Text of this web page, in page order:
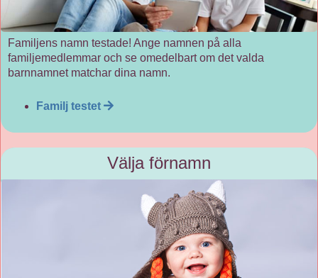
Familjens namn testade! Ange namnen på alla
familjemedlemmar och se omedelbart om det valda
barnnamnet matchar dina namn.
Familj testet
Välja förnamn